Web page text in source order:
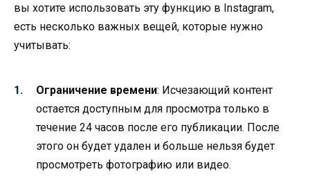
вы хотите использовать эту функцию в Instagram,
есть несколько важных вещей, которые нужно
учитывать:
Ограничение времени: Исчезающий контент
остается доступным для просмотра только в
течение 24 часов после его публикации. После
этого он будет удален и больше нельзя будет
просмотреть фотографию или видео.